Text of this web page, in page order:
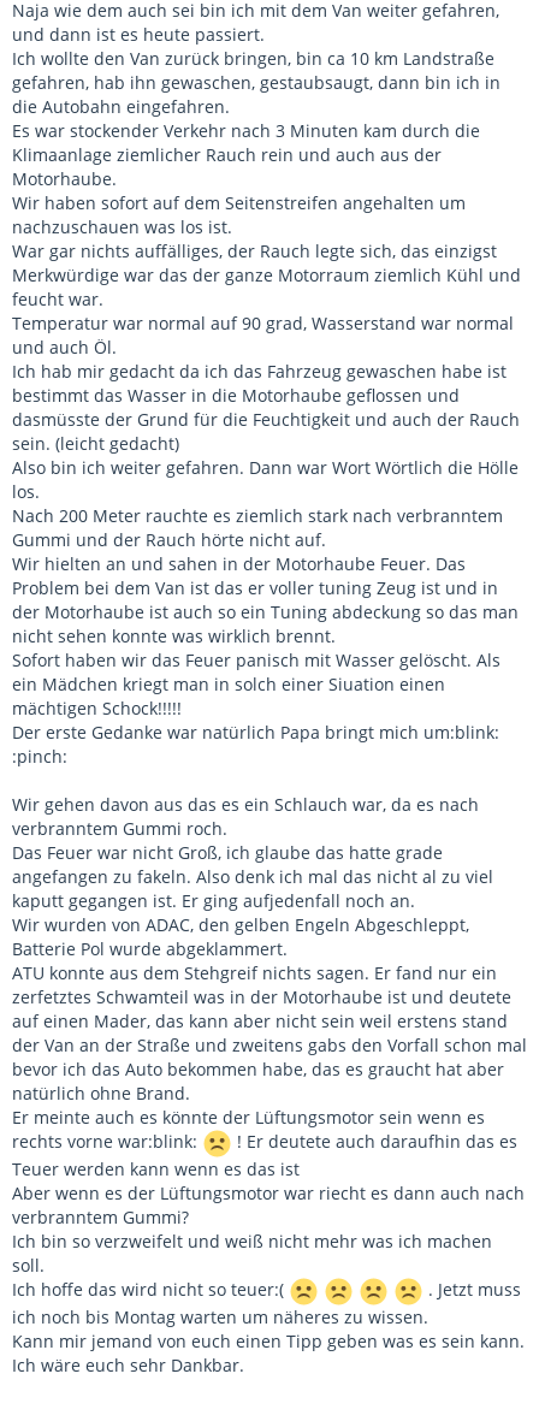
Naja wie dem auch sei bin ich mit dem Van weiter gefahren,
und dann ist es heute passiert.
Ich wollte den Van zurück bringen, bin ca 10 km Landstraße
gefahren, hab ihn gewaschen, gestaubsaugt, dann bin ich in
die Autobahn eingefahren.
Es war stockender Verkehr nach 3 Minuten kam durch die
Klimaanlage ziemlicher Rauch rein und auch aus der
Motorhaube.
Wir haben sofort auf dem Seitenstreifen angehalten um
nachzuschauen was los ist.
War gar nichts auffälliges, der Rauch legte sich, das einzigst
Merkwürdige war das der ganze Motorraum ziemlich Kühl und
feucht war.
Temperatur war normal auf 90 grad, Wasserstand war normal
und auch Öl.
Ich hab mir gedacht da ich das Fahrzeug gewaschen habe ist
bestimmt das Wasser in die Motorhaube geflossen und
dasmüsste der Grund für die Feuchtigkeit und auch der Rauch
sein. (leicht gedacht)
Also bin ich weiter gefahren. Dann war Wort Wörtlich die Hölle
los.
Nach 200 Meter rauchte es ziemlich stark nach verbranntem
Gummi und der Rauch hörte nicht auf.
Wir hielten an und sahen in der Motorhaube Feuer. Das
Problem bei dem Van ist das er voller tuning Zeug ist und in
der Motorhaube ist auch so ein Tuning abdeckung so das man
nicht sehen konnte was wirklich brennt.
Sofort haben wir das Feuer panisch mit Wasser gelöscht. Als
ein Mädchen kriegt man in solch einer Siuation einen
mächtigen Schock!!!!!
Der erste Gedanke war natürlich Papa bringt mich um:blink:
:pinch:
Wir gehen davon aus das es ein Schlauch war, da es nach
verbranntem Gummi roch.
Das Feuer war nicht Groß, ich glaube das hatte grade
angefangen zu fakeln. Also denk ich mal das nicht al zu viel
kaputt gegangen ist. Er ging aufjedenfall noch an.
Wir wurden von ADAC, den gelben Engeln Abgeschleppt,
Batterie Pol wurde abgeklammert.
ATU konnte aus dem Stehgreif nichts sagen. Er fand nur ein
zerfetztes Schwamteil was in der Motorhaube ist und deutete
auf einen Mader, das kann aber nicht sein weil erstens stand
der Van an der Straße und zweitens gabs den Vorfall schon mal
bevor ich das Auto bekommen habe, das es graucht hat aber
natürlich ohne Brand.
Er meinte auch es könnte der Lüftungsmotor sein wenn es
rechts vorne war:blink:
! Er deutete auch daraufhin das es
Teuer werden kann wenn es das ist
Aber wenn es der Lüftungsmotor war riecht es dann auch nach
verbranntem Gummi?
Ich bin so verzweifelt und weiß nicht mehr was ich machen
soll.
Ich hoffe das wird nicht so teuer:(
. Jetzt muss
ich noch bis Montag warten um näheres zu wissen.
Kann mir jemand von euch einen Tipp geben was es sein kann.
Ich wäre euch sehr Dankbar.